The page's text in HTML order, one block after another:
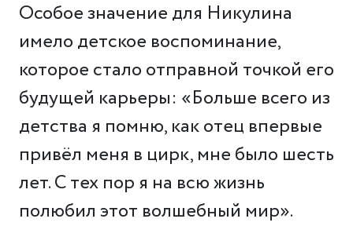
Особое значение для Никулина
имело детское воспоминание,
которое стало отправной точкой его
будущей карьеры: «Больше всего из
детства я помню, как отец впервые
привёл меня в цирк, мне было шесть
лет. С тех пор я на всю жизнь
полюбил этот волшебный мир».